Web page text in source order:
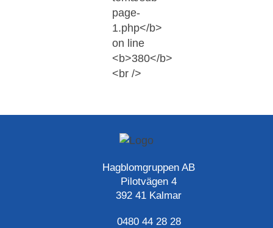
Hagblomgruppen AB
Pilotvägen 4
392 41 Kalmar
0480 44 28 28